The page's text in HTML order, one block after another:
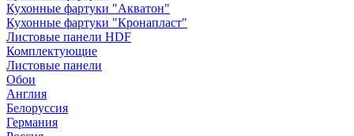
Кухонные фартуки "Акватон"
Кухонные фартуки "Кронапласт"
Листовые панели HDF
Комплектующие
Листовые панели
Обои
Англия
Белоруссия
Германия